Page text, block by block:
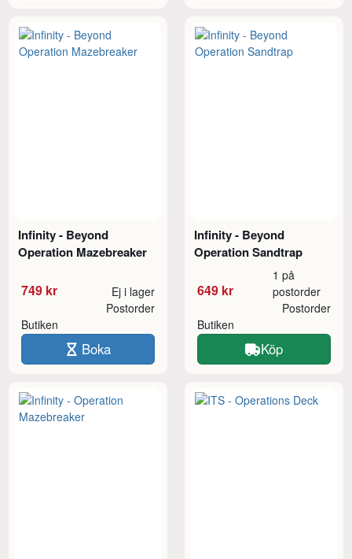
Infinity - Beyond
Operation Mazebreaker
749 kr Ej i lager
Butiken
Postorder
Boka
Infinity - Beyond
Operation Sandtrap
649 kr
1 på
postorder
Butiken
Postorder
Köp